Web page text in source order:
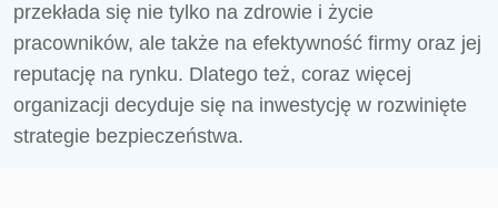
przekłada się nie tylko na zdrowie i życie
pracowników, ale także na efektywność firmy oraz jej
reputację na rynku. Dlatego też, coraz więcej
organizacji decyduje się na inwestycję w rozwinięte
strategie bezpieczeństwa.